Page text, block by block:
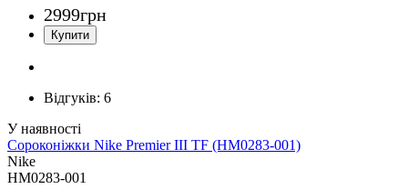
2999грн
Відгуків: 6
Сороконіжки Nike Premier III TF (HM0283-001)
Nike
HM0283-001